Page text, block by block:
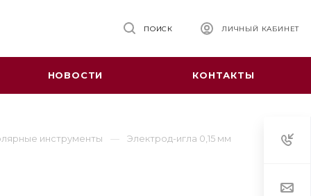
ЛИЧНЫЙ КАБИНЕТ
ПОИСК
НОВОСТИ КОНТАКТЫ
инструменты Электрод-игла 0,15 мм